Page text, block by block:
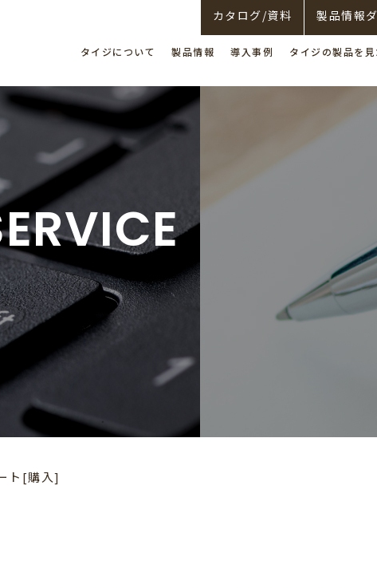
カタログ/資料 製品情報
タイジについて
3分で分かるタイジ おもてなし
製品情報
ビュッフェウォーマー
ショーケース
導入事例
レストラン・フードコート サービス
タイジの製品を
たい
ショールームのご案内 製
アンケート（購入）
採用情報
RECRUIT
採用情報
ト[購入]